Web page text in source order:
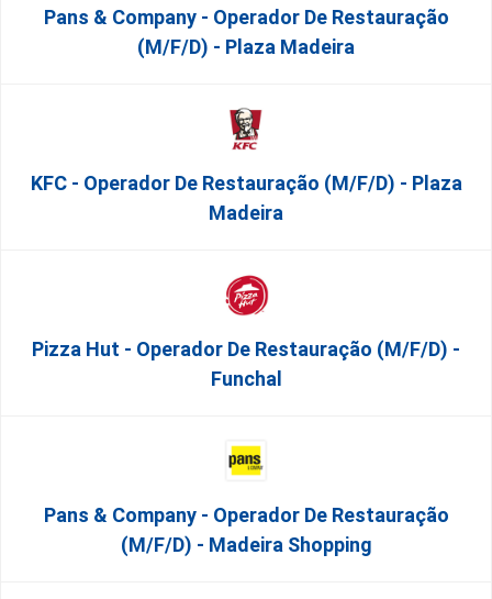
Pans & Company - Operador De Restauração
(m/f/d) - Plaza Madeira
KFC - Operador De Restauração (m/f/d) - Plaza
Madeira
Pizza Hut - Operador De Restauração (m/f/d) -
Funchal
Pans & Company - Operador De Restauração
(m/f/d) - Madeira Shopping